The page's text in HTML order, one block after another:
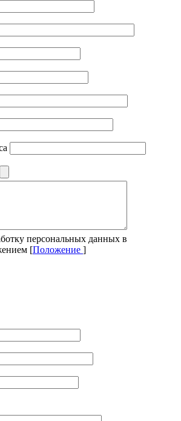
персональных данных в
[Положение ]